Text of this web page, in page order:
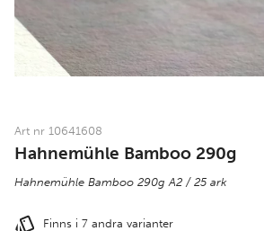
Art nr 10641608
Hahnemühle Bamboo 290g
Hahnemühle Bamboo 290g A2 / 25 ark
Finns i 7 andra varianter